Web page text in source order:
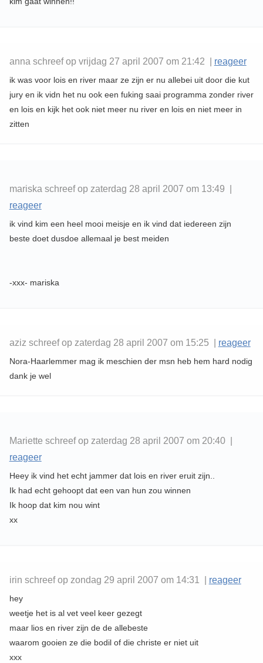
anna schreef op vrijdag 27 april 2007 om 21:42 | reageer
ik was voor lois en river maar ze zijn er nu allebei uit door die kut
jury en ik vidn het nu ook een fuking saai programma zonder river
en lois en kijk het ook niet meer nu river en lois en niet meer in
zitten
mariska schreef op zaterdag 28 april 2007 om 13:49 |
reageer
ik vind kim een heel mooi meisje en ik vind dat iedereen zijn
beste doet dusdoe allemaal je best meiden
-xxx- mariska
aziz schreef op zaterdag 28 april 2007 om 15:25 | reageer
Nora-Haarlemmer mag ik meschien der msn heb hem hard nodig
dank je wel
Mariette schreef op zaterdag 28 april 2007 om 20:40 |
reageer
Heey ik vind het echt jammer dat lois en river eruit zijn..
Ik had echt gehoopt dat een van hun zou winnen
Ik hoop dat kim nou wint
xx
irin schreef op zondag 29 april 2007 om 14:31 | reageer
hey
weetje het is al vet veel keer gezegt
maar lios en river zijn de de allebeste
waarom gooien ze die bodil of die christe er niet uit
xxx